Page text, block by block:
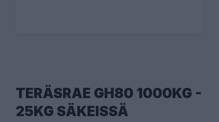
TERÄSRAE GH80 1000KG -
25KG SÄKEISSÄ